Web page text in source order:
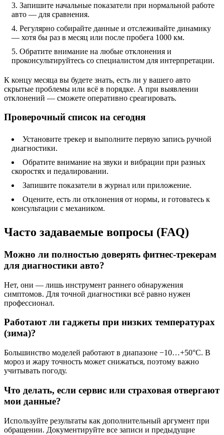
Запишите начальные показатели при нормальной работе
авто — для сравнения.
Регулярно собирайте данные и отслеживайте динамику
— хотя бы раз в месяц или после пробега 1000 км.
Обратите внимание на любые отклонения и
проконсультируйтесь со специалистом для интерпретации.
К концу месяца вы будете знать, есть ли у вашего авто
скрытые проблемы или всё в порядке. А при выявлении
отклонений — сможете оперативно среагировать.
Проверочный список на сегодня
Установите трекер и выполните первую запись ручной
диагностики.
Обратите внимание на звуки и вибрации при разных
скоростях и педалировании.
Запишите показатели в журнал или приложение.
Оцените, есть ли отклонения от нормы, и готовьтесь к
консультации с механиком.
Часто задаваемые вопросы (FAQ)
Можно ли полностью доверять фитнес-трекерам
для диагностики авто?
Нет, они — лишь инструмент раннего обнаружения
симптомов. Для точной диагностики всё равно нужен
профессионал.
Работают ли гаджеты при низких температурах
(зима)?
Большинство моделей работают в диапазоне −10…+50°C. В
мороз и жару точность может снижаться, поэтому важно
учитывать погоду.
Что делать, если сервис или страховая отвергают
мои данные?
Используйте результаты как дополнительный аргумент при
обращении. Документируйте все записи и предыдущие